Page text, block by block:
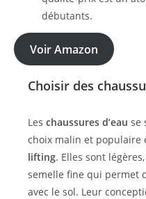
débutants.
Voir Amazon
Choisir des
Les chaussures d’eau se
choix malin et populaire
lifting. Elles sont
semelle fine qui permet
avec le sol. Leur